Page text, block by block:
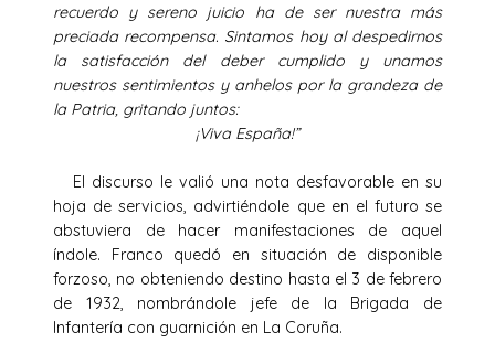
recuerdo y sereno juicio ha de ser nuestra más
preciada recompensa. Sintamos hoy al despedirnos
la satisfacción del deber cumplido y unamos
nuestros sentimientos y anhelos por la grandeza de
la Patria, gritando juntos:
¡Viva España!”
El discurso le valió una nota desfavorable en su
hoja de servicios, advirtiéndole que en el futuro se
abstuviera de hacer manifestaciones de aquel
índole. Franco quedó en situación de disponible
forzoso, no obteniendo destino hasta el 3 de febrero
de 1932, nombrándole jefe de la Brigada de
Infantería con guarnición en La Coruña.